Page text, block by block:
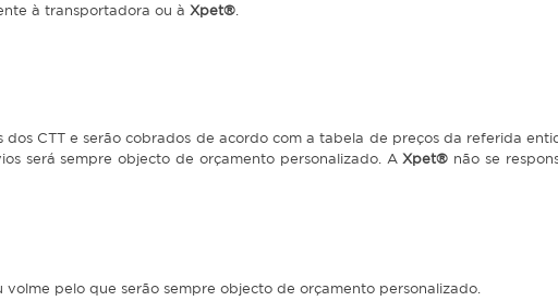
à transportadora ou à Xpet®
CTT e serão cobrados de acordo com a tabela de preços da referida
será sempre objecto de orçamento personalizado. AXpet® não se
pelo que serão sempre objecto de orçamento personalizado.